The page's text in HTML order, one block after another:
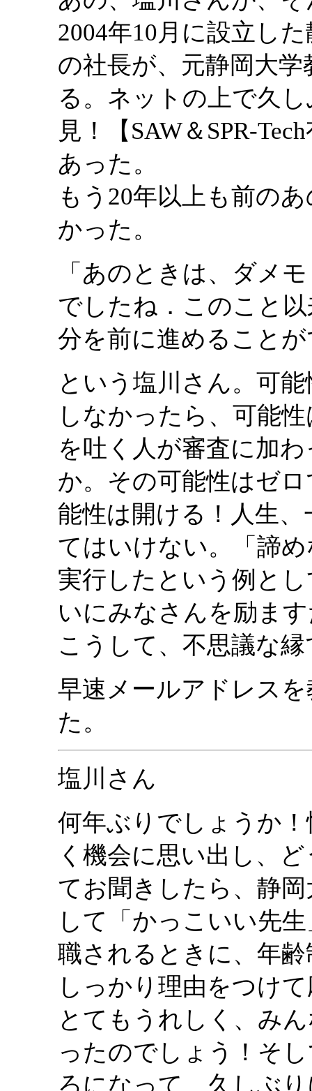
2004年10月に設立し
の社長が、元静岡大
る。ネットの上で久
見！【SAW＆SPR-
あった。
もう20年以上も前の
かった。
「あのときは、ダメ
でしたね．このこと
分を前に進めること
という塩川さん。可
しなかったら、可能
を吐く人が審査に加
か。その可能性はゼ
能性は開ける！人生
てはいけない。「諦
実行したという例と
いにみなさんを励ま
こうして、不思議な
早速メールアドレス
た。
塩川さん
何年ぶりでしょうか
く機会に思い出し、
てお聞きしたら、静
して「かっこいい先
職されるときに、年
しっかり理由をつけ
とてもうれしく、み
ったのでしょう！そ
ろになって、久しぶ